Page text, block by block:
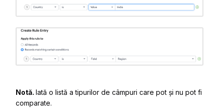
Notă. Iată o listă a tipurilor de câmpuri care pot și nu pot fi
comparate.